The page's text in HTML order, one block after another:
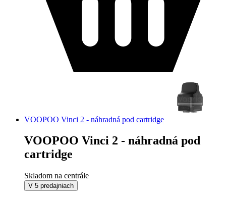
VOOPOO Vinci 2 - náhradná pod cartridge
VOOPOO Vinci 2 - náhradná pod
cartridge
Skladom na centrále
V 5 predajniach